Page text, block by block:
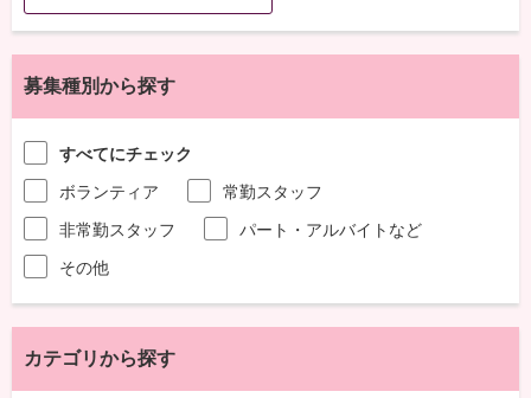
募集種別から探す
すべてにチェック
ボランティア
常勤スタッフ
非常勤スタッフ
パート・アルバイトなど
その他
カテゴリから探す